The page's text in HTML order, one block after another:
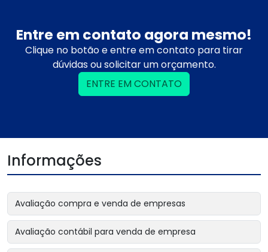
Entre em contato agora mesmo!
Clique no botão e entre em contato para tirar
dúvidas ou solicitar um orçamento.
ENTRE EM CONTATO
Informações
Avaliação compra e venda de empresas
Avaliação contábil para venda de empresa